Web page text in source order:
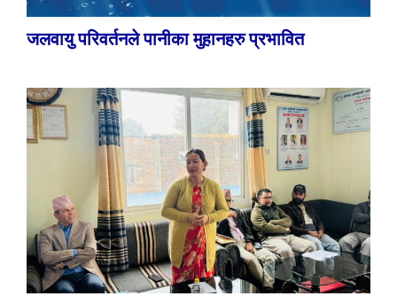
जलवायु परिवर्तनले पानीका मुहानहरु प्रभावित